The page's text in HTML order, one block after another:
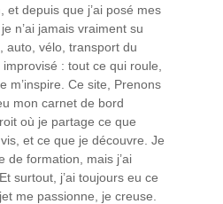
et depuis que j’ai posé mes
n’ai jamais vraiment su
auto, vélo, transport du
: tout ce qui roule,
m’inspire. Ce site, Prenons
mon carnet de bord
où je partage ce que
et ce que je découvre. Je
de formation, mais j’ai
surtout, j’ai toujours eu ce
me passionne, je creuse.